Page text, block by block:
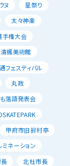
ヌ
星祭り
太々神楽
手権大会
清楓美術館
フェスティバル
丸政
落語発表会
甲府市旧鈴村亭
ネーション
北杜市長